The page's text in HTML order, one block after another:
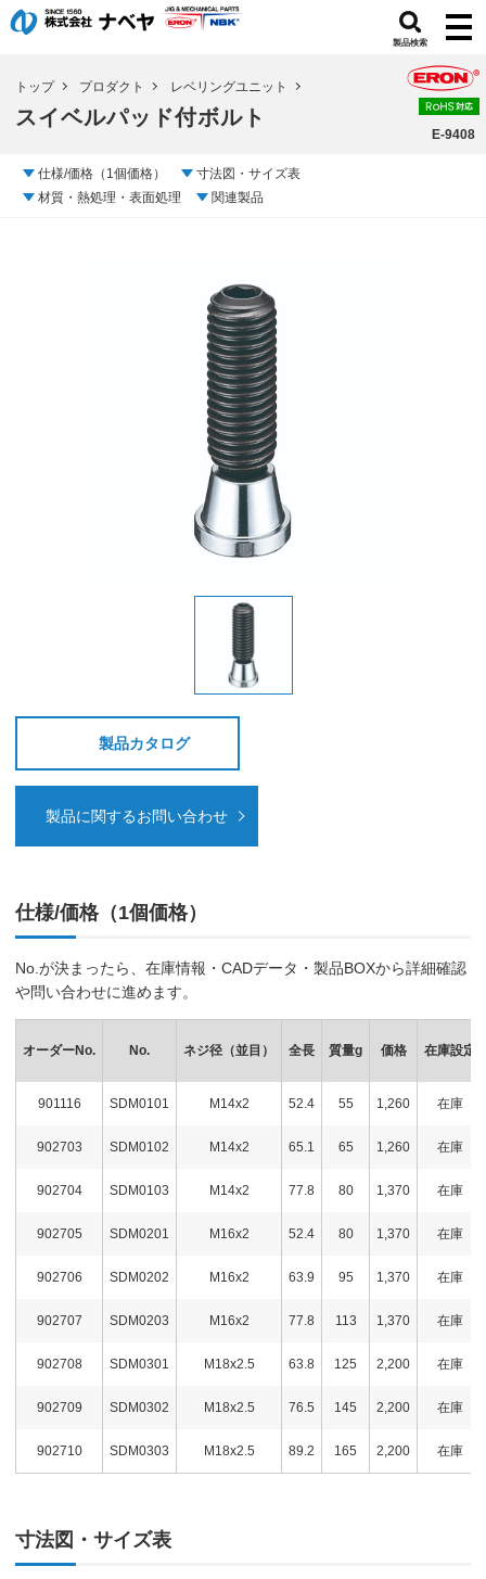
製品検索
トップ プロダクト レベリングユニット
スイベルパッド付ボルト
E-9408
仕様/価格（1個価格）
寸法図・サイズ表
材質・熱処理・表面処理
関連製品
製品カタログ
製品に関するお問い合わせ
仕様/価格（1個価格）
No.が決まったら、在庫情報・CADデータ・製品BOXから詳細確認
や問い合わせに進めます。
オーダーNo. No. ネジ径（並目） 全長 質量g 価格 在庫設定
901116 SDM0101 M14x2 52.4 55 1,260 在庫
902703 SDM0102 M14x2 65.1 65 1,260 在庫
902704 SDM0103 M14x2 77.8 80 1,370 在庫
902705 SDM0201 M16x2 52.4 80 1,370 在庫
902706 SDM0202 M16x2 63.9 95 1,370 在庫
902707 SDM0203 M16x2 77.8 113 1,370 在庫
902708 SDM0301 M18x2.5 63.8 125 2,200 在庫
902709 SDM0302 M18x2.5 76.5 145 2,200 在庫
902710 SDM0303 M18x2.5 89.2 165 2,200 在庫
寸法図・サイズ表